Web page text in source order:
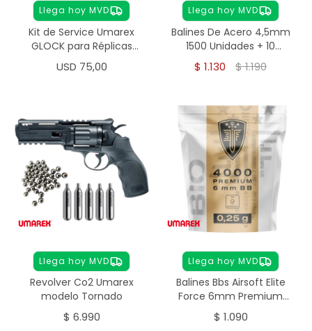
Llega hoy MVD
Kit de Service Umarex
GLOCK para Réplicas
Airsoft 6 mm
USD 75,00
Llega hoy MVD
Balines De Acero 4,5mm
1500 Unidades + 10
Garrafa Co2 Umarex
$ 1.130 $1.190
Llega hoy MVD
Revolver Co2 Umarex
modelo Tornado
$ 6.990
Llega hoy MVD
Balines Bbs Airsoft Elite
Force 6mm Premium
0,25g 4000 Unidades
$ 1.090